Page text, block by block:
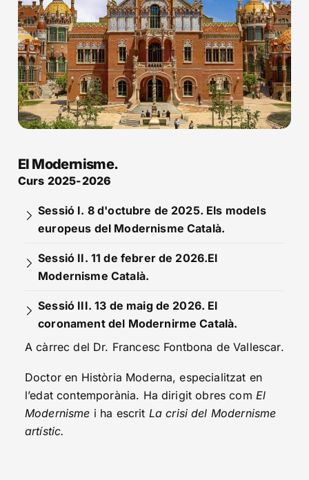
El Modernisme.
Curs 2025-2026
Sessió I. 8 d'octubre de 2025. Els models
europeus del Modernisme Català.
Sessió II. 11 de febrer de 2026.El
Modernisme Català.
Sessió III. 13 de maig de 2026. El
coronament del Modernirme Català.
A càrrec del Dr. Francesc Fontbona de Vallescar.
Doctor en Història Moderna, especialitzat en
l’edat contemporània. Ha dirigit obres com El
Modernisme i ha escrit La crisi del Modernisme
artístic.